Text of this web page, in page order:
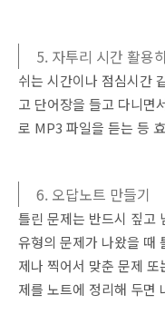
5. 자투리 시간 활용
쉬는 시간이나 점심시간
고 단어장을 들고 다니면
로 MP3 파일을 듣는 등
6. 오답노트 만들기
틀린 문제는 반드시 짚고
유형의 문제가 나왔을 때
제나 찍어서 맞춘 문제
제를 노트에 정리해 두면